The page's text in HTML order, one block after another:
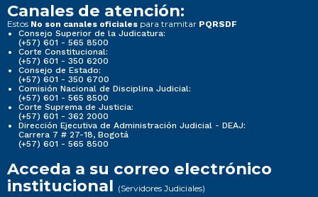
Canales de atención:
Estos No son canales oficiales para tramitar PQRSDF
Consejo Superior de la Judicatura:
(+57) 601 - 565 8500
Corte Constitucional:
(+57) 601 - 350 6200
Consejo de Estado:
(+57) 601 - 350 6700
Comisión Nacional de Disciplina Judicial:
(+57) 601 - 565 8500
Corte Suprema de Justicia:
(+57) 601 - 362 2000
Dirección Ejecutiva de Administración Judicial - DEAJ:
Carrera 7 # 27-18, Bogotá
(+57) 601 - 565 8500
Acceda a su correo electrónico
institucional (Servidores Judiciales)